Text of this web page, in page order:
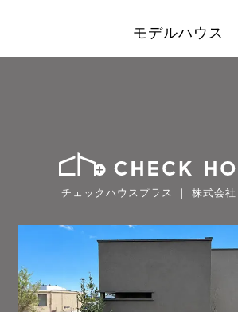
モデルハウス
チェックハウスプラス ｜ 株式会